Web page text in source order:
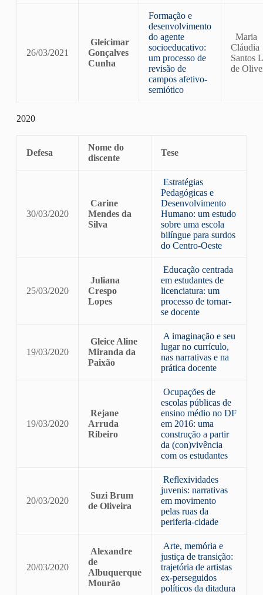
26/03/2021
Gleicimar
Gonçalves
Cunha
Formação e
desenvolvimento
do agente
socioeducativo:
um processo de
revisão de
campos afetivo-
semiótico
Maria
Cláudia
Santos
de
2020
Defesa
Nome do
discente
Tese
30/03/2020
Carine
Mendes da
Silva
Estratégias
Pedagógicas e
Desenvolvimento
Humano: um estudo
sobre uma escola
bilíngue para surdos
do Centro-Oeste
25/03/2020
Juliana
Crespo
Lopes
Educação centrada
em estudantes de
licenciatura: um
processo de tornar-
se docente
19/03/2020
Gleice Aline
Miranda da
Paixão
A imaginação e seu
lugar no currículo,
nas narrativas e na
prática docente
19/03/2020
Rejane
Arruda
Ribeiro
Ocupações de
escolas públicas de
ensino médio no DF
em 2016: uma
construção a partir
da (con)vivência
com os estudantes
20/03/2020
Suzi Brum
de Oliveira
Reflexividades
juvenis: narrativas
em movimento
pelas ruas da
periferia-cidade
20/03/2020
Alexandre
de
Albuquerque
Mourão
Arte, memória e
justiça de transição:
trajetória de artistas
ex-perseguidos
políticos da ditadura